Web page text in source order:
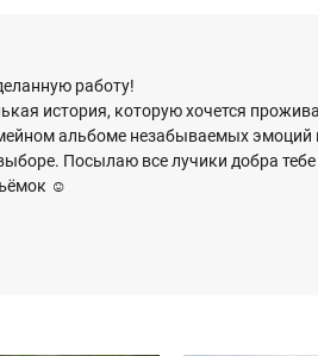
работу!
история, которую хочется
альбоме незабываемых эмоций
Посылаю все лучики добра тебе
☺️